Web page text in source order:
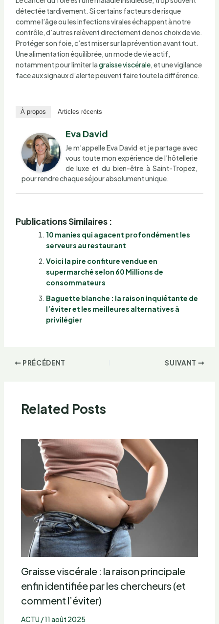
détectée tardivement. Si certains facteurs de risque
comme l’âge ou les infections virales échappent à notre
contrôle, d’autres relèvent directement de nos choix de vie.
Protéger son foie, c’est miser sur la prévention avant tout.
Une alimentation équilibrée, un mode de vie actif,
notamment pour limiter lagraisse viscérale, et une vigilance
face aux signaux d’alerte peuvent faire toute la différence.
À propos Articles récents
Eva David
Je m’appelle Eva David et je partage avec
vous toute mon expérience de l’hôtellerie
de luxe et du bien-être à Saint-Tropez,
pour rendre chaque séjour absolument unique.
Publications Similaires :
10 manies qui agacent profondément les
serveurs au restaurant
Voici la pire confiture vendue en
supermarché selon 60 Millions de
consommateurs
Baguette blanche : la raison inquiétante de
l’éviter et les meilleures alternatives à
privilégier
PRÉCÉDENT SUIVANT
Related Posts
Graisse viscérale : la raison principale
enfin identifiée par les chercheurs (et
comment l’éviter)
ACTU /11 août 2025